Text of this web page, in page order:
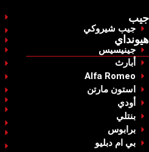
‏جيب‏
‏جيب شيروكي‏
‏هيونداي‏
جينيسيس
‏أبارث‏
Alfa Romeo
استون مارتن
أودي
بنتلي
‏برابوس‏
بي ام دبليو